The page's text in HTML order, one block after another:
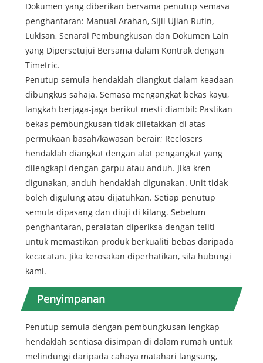
Dokumen yang diberikan bersama penutup semasa
penghantaran: Manual Arahan, Sijil Ujian Rutin,
Lukisan, Senarai Pembungkusan dan Dokumen Lain
yang Dipersetujui Bersama dalam Kontrak dengan
Timetric.
Penutup semula hendaklah diangkut dalam keadaan
dibungkus sahaja. Semasa mengangkat bekas kayu,
langkah berjaga-jaga berikut mesti diambil: Pastikan
bekas pembungkusan tidak diletakkan di atas
permukaan basah/kawasan berair; Reclosers
hendaklah diangkat dengan alat pengangkat yang
dilengkapi dengan garpu atau anduh. Jika kren
digunakan, anduh hendaklah digunakan. Unit tidak
boleh digulung atau dijatuhkan. Setiap penutup
semula dipasang dan diuji di kilang. Sebelum
penghantaran, peralatan diperiksa dengan teliti
untuk memastikan produk berkualiti bebas daripada
kecacatan. Jika kerosakan diperhatikan, sila hubungi
kami.
Penyimpanan
Penutup semula dengan pembungkusan lengkap
hendaklah sentiasa disimpan di dalam rumah untuk
melindungi daripada cahaya matahari langsung,